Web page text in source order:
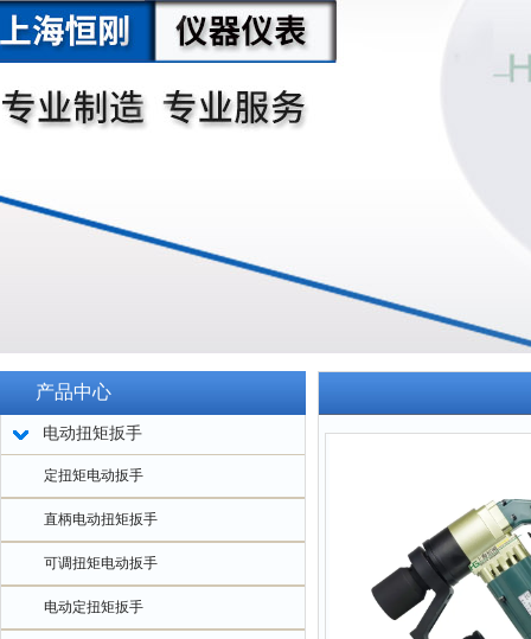
产品中心
电动扭矩扳手
定扭矩电动扳手
直柄电动扭矩扳手
可调扭矩电动扳手
电动定扭矩扳手